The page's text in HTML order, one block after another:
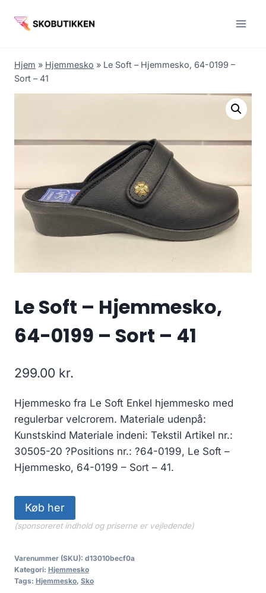
Hjem » Hjemmesko » Le Soft – Hjemmesko, 64-0199 –
Sort – 41
Le Soft – Hjemmesko,
64-0199 – Sort – 41
299.00 kr.
Hjemmesko fra Le Soft Enkel hjemmesko med
regulerbar velcrorem. Materiale udenpå:
Kunstskind Materiale indeni: Tekstil Artikel nr.:
30505-20 ?Positions nr.: ?64-0199, Le Soft –
Hjemmesko, 64-0199 – Sort – 41.
Køb her
(sponsoreret indhold og priserne er vejledende)
Varenummer (SKU): d13010becf0a
Kategori: Hjemmesko
Tags: Hjemmesko, Sko